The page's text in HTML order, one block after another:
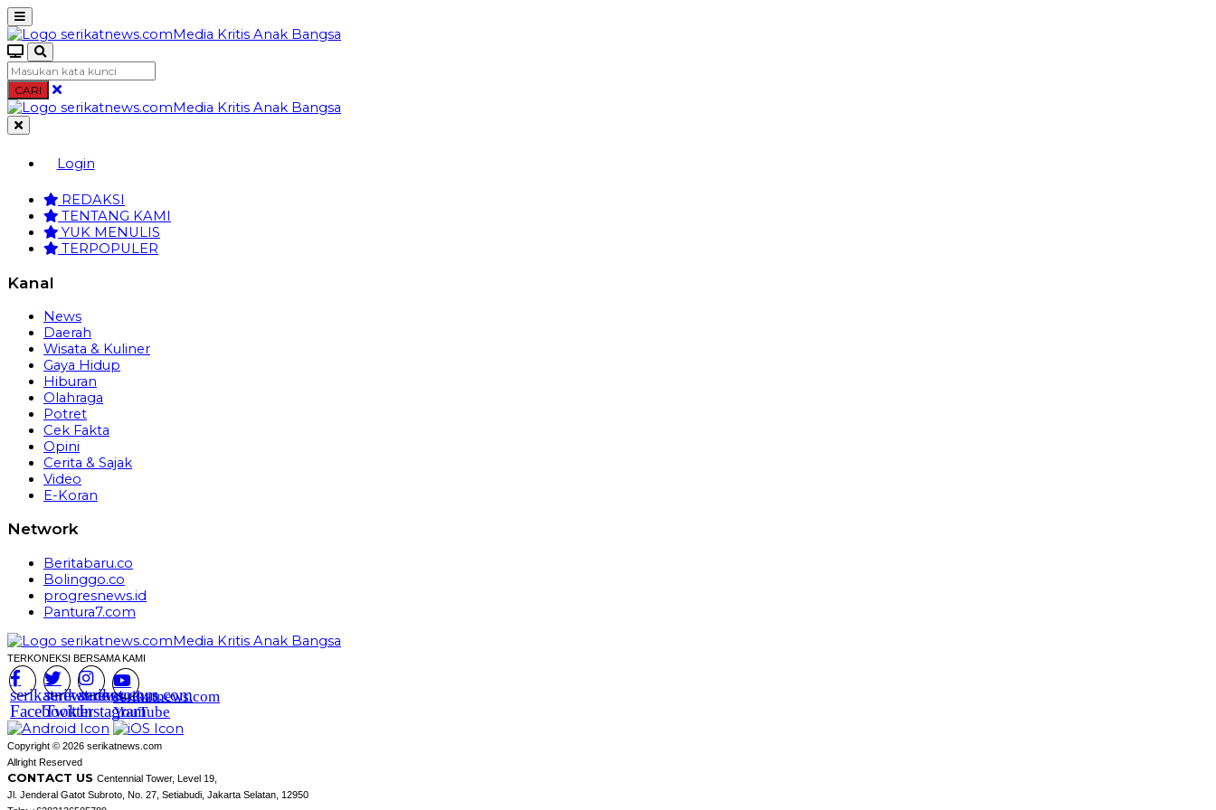
CARI
Login
REDAKSI
TENTANG KAMI
YUK MENULIS
TERPOPULER
Kanal
News
Daerah
Wisata & Kuliner
Gaya Hidup
Hiburan
Olahraga
Potret
Cek Fakta
Opini
Cerita & Sajak
Video
E-Koran
Network
Beritabaru.co
Bolinggo.co
progresnews.id
Pantura7.com
TERKONEKSI BERSAMA KAMI
serikatnews.com
Facebook
serikatnews.com
Twitter
serikatnews.com
Instagram
serikatnews.com
YouTube
Copyright © 2026 serikatnews.com
Allright Reserved
CONTACT US Centennial Tower, Level 19,
Jl. Jenderal Gatot Subroto, No. 27, Setiabudi, Jakarta Selatan, 12950